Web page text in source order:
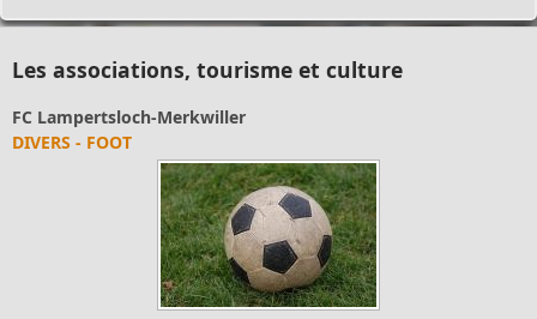
Les associations, tourisme et culture
FC Lampertsloch-Merkwiller
DIVERS - FOOT